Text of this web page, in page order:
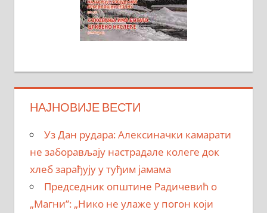
НАЈНОВИЈЕ ВЕСТИ
Уз Дан рудара: Алексиначки камарати
не заборављају настрадале колеге док
хлеб зарађују у туђим јамама
Председник општине Радичевић о
„Магни”: „Нико не улаже у погон који